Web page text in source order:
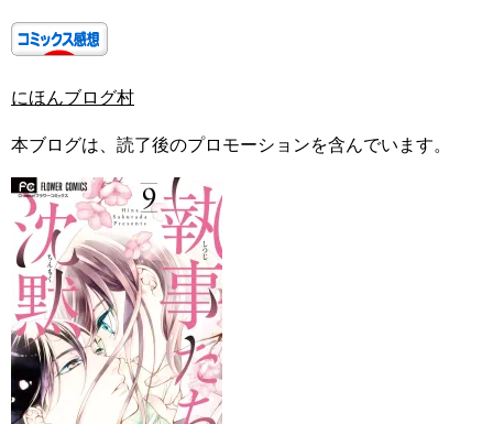
にほんブログ村
本ブログは、読了後のプロモーションを含んでいます。